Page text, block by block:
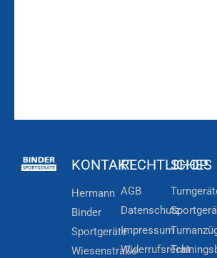
KONTAKT
Hermann
Binder
Sportgeräte
Wiesenstraße
RECHTLICHES
AGB
Datenschutz
Impressum
Widerrufsrecht
SHOP